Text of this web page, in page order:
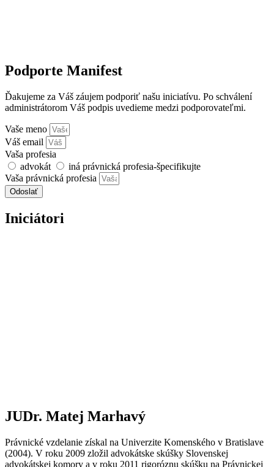
Podporte Manifest
Ďakujeme za Váš záujem podporiť našu iniciatívu. Po schválení
administrátorom Váš podpis uvedieme medzi podporovateľmi.
Vaše meno
Váš email
Vaša profesia
advokát
iná právnická profesia-špecifikujte
Vaša právnická profesia
Odoslať
Iniciátori
JUDr. Matej Marhavý
Právnické vzdelanie získal na Univerzite Komenského v Bratislave
(2004). V roku 2009 zložil advokátske skúšky Slovenskej
advokátskej komory a v roku 2011 rigoróznu skúšku na Právnickej